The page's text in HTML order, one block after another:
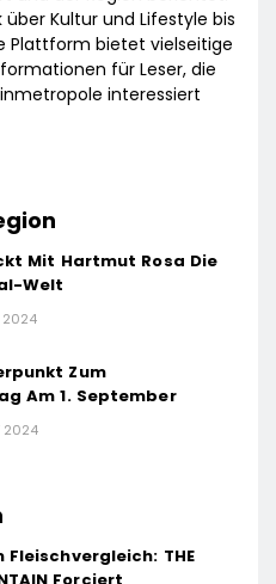
Kultur und Lifestyle bis
Plattform bietet vielseitige
für Leser, die
interessiert
Mit Hartmut Rosa Die
Welt
2024
Zum
Am 1. September
2024
Fleischvergleich: THE
Forciert